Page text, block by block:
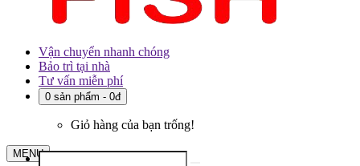
Vận chuyển nhanh chóng
Bảo trì tại nhà
Tư vấn miễn phí
0 sản phẩm - 0đ
Giỏ hàng của bạn trống!
MENU